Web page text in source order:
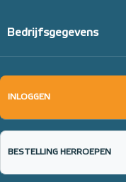
Bedrijfsgegevens
INLOGGEN
BESTELLING HERROEPEN